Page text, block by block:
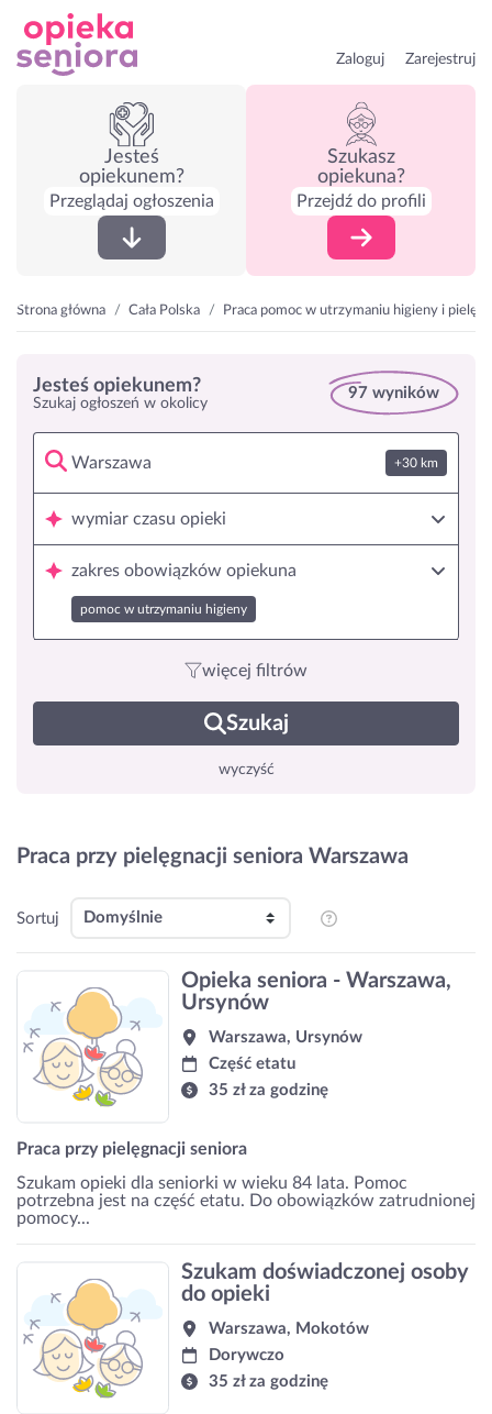
Zaloguj Zarejestruj
Jesteś
opiekunem?
Przeglądaj ogłoszenia
Szukasz
opiekuna?
Przejdź do profili
Strona główna Cała Polska Praca pomoc w utrzymaniu higieny i
Jesteś opiekunem?
Szukaj ogłoszeń w okolicy
97 wyników
+30 km
wymiar czasu opieki
zakres obowiązków opiekuna
pomoc w utrzymaniu higieny
więcej filtrów
Szukaj
wyczyść
Praca przy pielęgnacji seniora Warszawa
Sortuj
Opieka seniora - Warszawa,
Ursynów
Warszawa, Ursynów
Część etatu
35 zł za godzinę
Praca przy pielęgnacji seniora
Szukam opieki dla seniorki w wieku 84 lata. Pomoc
potrzebna jest na część etatu. Do obowiązków zatrudnionej
pomocy...
Szukam doświadczonej osoby
do opieki
Warszawa, Mokotów
Dorywczo
35 zł za godzinę